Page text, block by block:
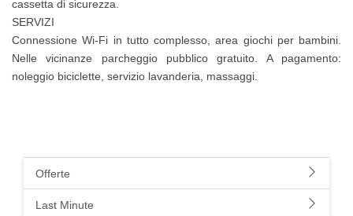
cassetta di sicurezza.
SERVIZI
Connessione Wi-Fi in tutto complesso, area giochi per bambini.
Nelle vicinanze parcheggio pubblico gratuito. A pagamento:
noleggio biciclette, servizio lavanderia, massaggi.
Offerte
Last Minute